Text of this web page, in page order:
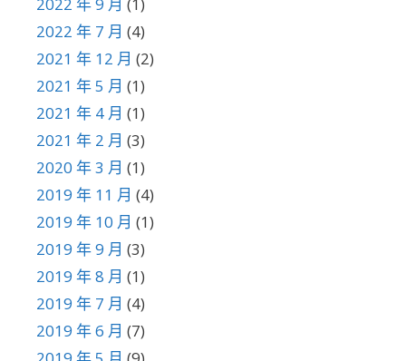
2022 年 7 月 (4)
2021 年 12 月 (2)
2021 年 5 月 (1)
2021 年 4 月 (1)
2021 年 2 月 (3)
2020 年 3 月 (1)
2019 年 11 月 (4)
2019 年 10 月 (1)
2019 年 9 月 (3)
2019 年 8 月 (1)
2019 年 7 月 (4)
2019 年 6 月 (7)